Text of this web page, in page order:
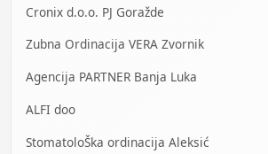
Cronix d.o.o. PJ Goražde
Zubna Ordinacija VERA Zvornik
Agencija PARTNER Banja Luka
ALFI doo
StomatoloŠka ordinacija Aleksić